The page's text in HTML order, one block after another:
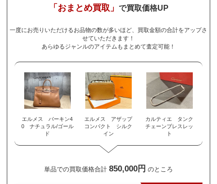
「おまとめ買取」 で買取価格UP
一度にお売りいただけるお品物の数が多いほど、買取金額の合計をアップさ
せていただきます！
あらゆるジャンルのアイテムもまとめて査定可能！
エルメス バーキン4
0 ナチュラル/ゴール
ド
エルメス アザップ
コンパクト シルク
イン
カルティエ タンク
チェーンブレスレッ
ト
単品での買取価格合計 850,000円 のところ